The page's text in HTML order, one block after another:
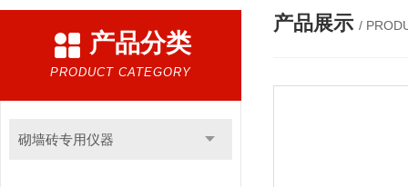
产品分类
PRODUCT CATEGORY
砌墙砖专用仪器
产品展示 /